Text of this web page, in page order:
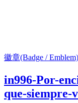
徽章(Badge / Emblem)
in996-Por-
que-siempre-